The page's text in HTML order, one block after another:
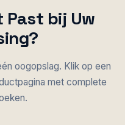
Past bij Uw
oogopslag. Klik op een
met complete